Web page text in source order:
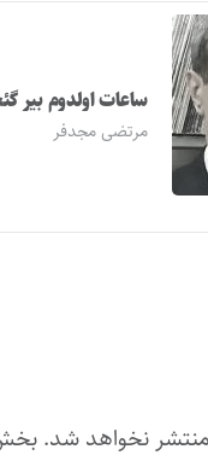
ساعات اولدوم بیر
مرتضی مجدفر
نخواهد شد.